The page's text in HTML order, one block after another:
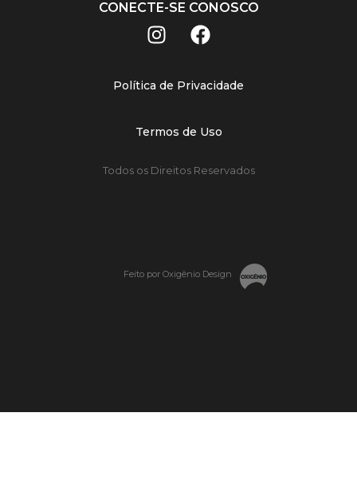
CONECTE-SE CONOSCO
Política de Privacidade
Termos de Uso
Todos os Direitos Reservados
Feito por Oxigênio Design